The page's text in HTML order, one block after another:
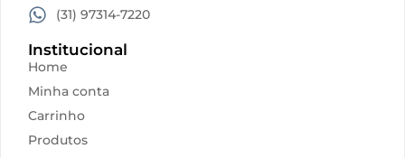
(31) 97314-7220
Institucional
Home
Minha conta
Carrinho
Produtos